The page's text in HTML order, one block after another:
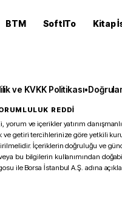
BTM SoftITo Kitap
ve KVKK Politikası•
REDDİ
ve içerikler yatırım
getiri tercihlerinize göre yetkili
İçeriklerin doğruluğu ve
bu bilgilerin kullanımından
ile Borsa İstanbul A.Ş. adına